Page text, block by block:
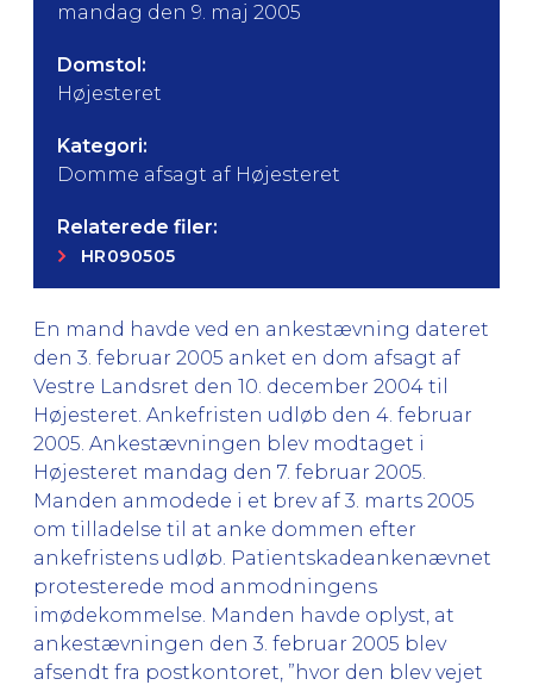
mandag den 9. maj 2005
Domstol:
Højesteret
Kategori:
Domme afsagt af Højesteret
Relaterede filer:
HR090505
En mand havde ved en ankestævning dateret
den 3. februar 2005 anket en dom afsagt af
Vestre Landsret den 10. december 2004 til
Højesteret. Ankefristen udløb den 4. februar
2005. Ankestævningen blev modtaget i
Højesteret mandag den 7. februar 2005.
Manden anmodede i et brev af 3. marts 2005
om tilladelse til at anke dommen efter
ankefristens udløb. Patientskadeankenævnet
protesterede mod anmodningens
imødekommelse. Manden havde oplyst, at
ankestævningen den 3. februar 2005 blev
afsendt fra postkontoret, ”hvor den blev vejet